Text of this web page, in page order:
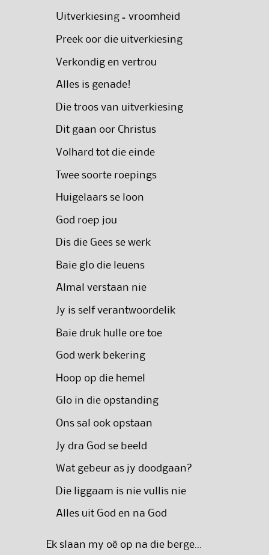
Uitverkiesing = vroomheid
Preek oor die uitverkiesing
Verkondig en vertrou
Alles is genade!
Die troos van uitverkiesing
Dit gaan oor Christus
Volhard tot die einde
Twee soorte roepings
Huigelaars se loon
God roep jou
Dis die Gees se werk
Baie glo die leuens
Almal verstaan nie
Jy is self verantwoordelik
Baie druk hulle ore toe
God werk bekering
Hoop op die hemel
Glo in die opstanding
Ons sal ook opstaan
Jy dra God se beeld
Wat gebeur as jy doodgaan?
Die liggaam is nie vullis nie
Alles uit God en na God
Ek slaan my oë op na die berge…